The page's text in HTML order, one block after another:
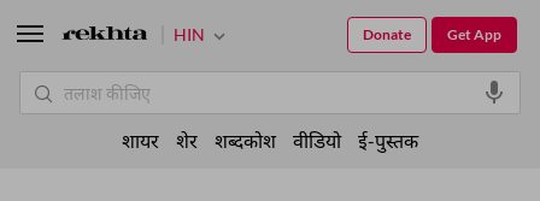
HIN Get App
Donate
शायर शेर शब्दकोश वीडियो ई-पुस्तक